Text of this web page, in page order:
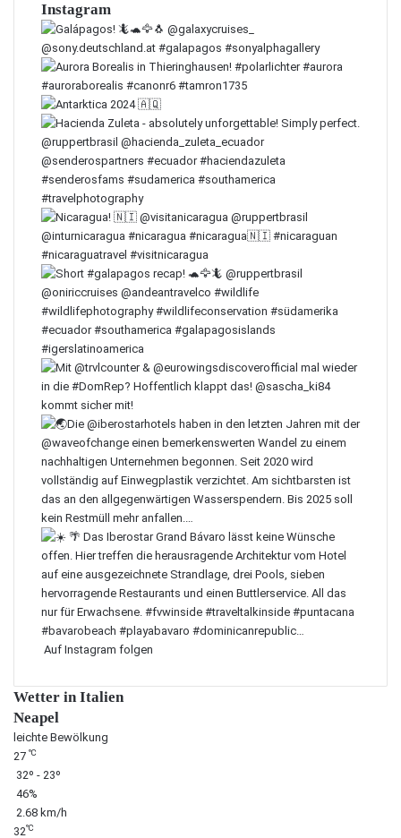
Instagram
Auf Instagram folgen
Wetter in Italien
Neapel
leichte Bewölkung
27 ℃
32º - 23º
46%
2.68 km/h
32℃